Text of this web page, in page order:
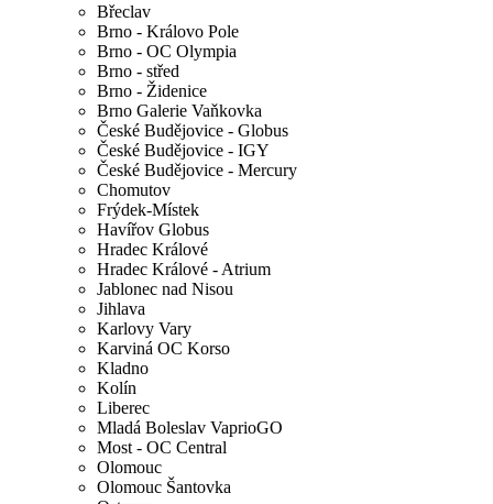
Břeclav
Brno - Královo Pole
Brno - OC Olympia
Brno - střed
Brno - Židenice
Brno Galerie Vaňkovka
České Budějovice - Globus
České Budějovice - IGY
České Budějovice - Mercury
Chomutov
Frýdek-Místek
Havířov Globus
Hradec Králové
Hradec Králové - Atrium
Jablonec nad Nisou
Jihlava
Karlovy Vary
Karviná OC Korso
Kladno
Kolín
Liberec
Mladá Boleslav VaprioGO
Most - OC Central
Olomouc
Olomouc Šantovka